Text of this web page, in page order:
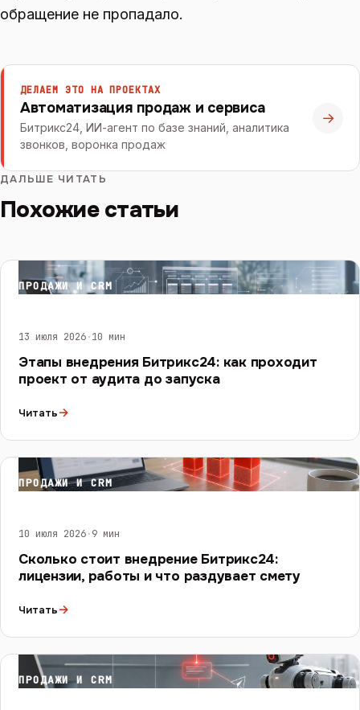
обращение не пропадало.
ДЕЛАЕМ ЭТО НА ПРОЕКТАХ
Автоматизация продаж и сервиса
Битрикс24, ИИ-агент по базе знаний, аналитика
звонков, воронка продаж
→
ДАЛЬШЕ ЧИТАТЬ
Похожие статьи
ПРОДАЖИ И CRM
13 июля 2026·10 мин
Этапы внедрения Битрикс24: как проходит
проект от аудита до запуска
Читать→
ПРОДАЖИ И CRM
10 июля 2026·9 мин
Сколько стоит внедрение Битрикс24:
лицензии, работы и что раздувает смету
Читать→
ПРОДАЖИ И CRM